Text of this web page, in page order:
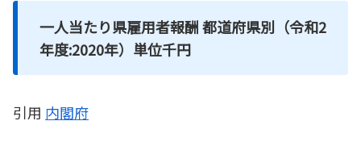
一人当たり県雇用者報酬 都道府県別（令和2
年度:2020年）単位千円
引用 内閣府